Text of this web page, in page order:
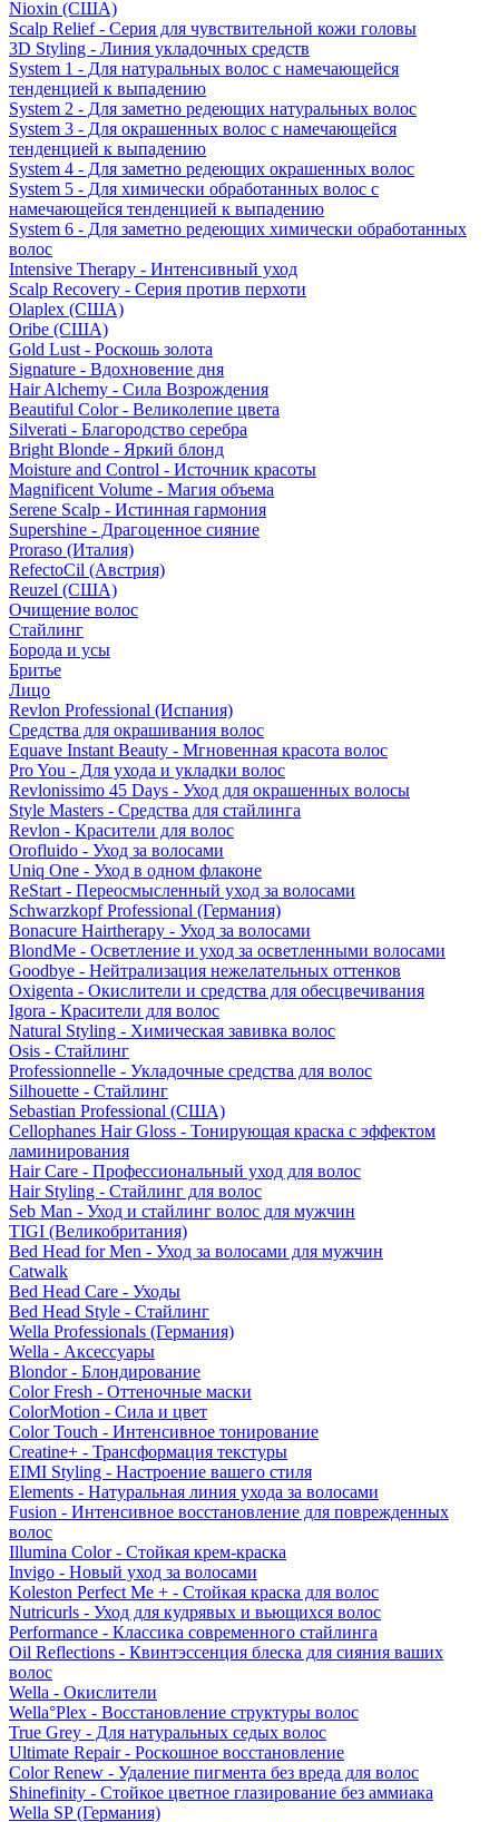
Nioxin (США)
Scalp Relief - Серия для чувствительной кожи головы
3D Styling - Линия укладочных средств
System 1 - Для натуральных волос с намечающейся
тенденцией к выпадению
System 2 - Для заметно редеющих натуральных волос
System 3 - Для окрашенных волос с намечающейся
тенденцией к выпадению
System 4 - Для заметно редеющих окрашенных волос
System 5 - Для химически обработанных волос с
намечающейся тенденцией к выпадению
System 6 - Для заметно редеющих химически обработанных
волос
Intensive Therapy - Интенсивный уход
Scalp Recovery - Серия против перхоти
Olaplex (США)
Oribe (США)
Gold Lust - Роскошь золота
Signature - Вдохновение дня
Hair Alchemy - Сила Возрождения
Beautiful Color - Великолепие цвета
Silverati - Благородство серебра
Bright Blonde - Яркий блонд
Moisture and Control - Источник красоты
Magnificent Volume - Магия объема
Serene Scalp - Истинная гармония
Supershine - Драгоценное сияние
Proraso (Италия)
RefectoCil (Австрия)
Reuzel (США)
Очищение волос
Стайлинг
Борода и усы
Бритье
Лицо
Revlon Professional (Испания)
Средства для окрашивания волос
Equave Instant Beauty - Мгновенная красота волос
Pro You - Для ухода и укладки волос
Revlonissimo 45 Days - Уход для окрашенных волосы
Style Masters - Средства для стайлинга
Revlon - Красители для волос
Orofluido - Уход за волосами
Uniq One - Уход в одном флаконе
ReStart - Переосмысленный уход за волосами
Schwarzkopf Professional (Германия)
Bonacure Hairtherapy - Уход за волосами
BlondMe - Осветление и уход за осветленными волосами
Goodbye - Нейтрализация нежелательных оттенков
Oxigenta - Окислители и средства для обесцвечивания
Igora - Красители для волос
Natural Styling - Химическая завивка волос
Osis - Стайлинг
Professionnelle - Укладочные средства для волос
Silhouette - Стайлинг
Sebastian Professional (США)
Cellophanes Hair Gloss - Тонирующая краска с эффектом
ламинирования
Hair Care - Профессиональный уход для волос
Hair Styling - Стайлинг для волос
Seb Man - Уход и стайлинг волос для мужчин
TIGI (Великобритания)
Bed Head for Men - Уход за волосами для мужчин
Catwalk
Bed Head Care - Уходы
Bed Head Style - Стайлинг
Wella Professionals (Германия)
Wella - Аксессуары
Blondor - Блондирование
Color Fresh - Оттеночные маски
ColorMotion - Сила и цвет
Color Touch - Интенсивное тонирование
Creatine+ - Трансформация текстуры
EIMI Styling - Настроение вашего стиля
Elements - Натуральная линия ухода за волосами
Fusion - Интенсивное восстановление для поврежденных
волос
Illumina Color - Стойкая крем-краска
Invigo - Новый уход за волосами
Koleston Perfect Me + - Стойкая краска для волос
Nutricurls - Уход для кудрявых и вьющихся волос
Performance - Классика современного стайлинга
Oil Reflections - Квинтэссенция блеска для сияния ваших
волос
Wella - Окислители
Wella°Plex - Восстановление структуры волос
True Grey - Для натуральных седых волос
Ultimate Repair - Роскошное восстановление
Color Renew - Удаление пигмента без вреда для волос
Shinefinity - Стойкое цветное глазирование без аммиака
Wella SP (Германия)